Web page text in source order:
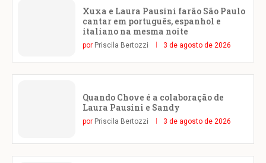
Xuxa e Laura Pausini farão São Paulo
cantar em português, espanhol e
italiano na mesma noite
por Priscila Bertozzi 3 de agosto de 2026
Quando Chove é a colaboração de
Laura Pausini e Sandy
por Priscila Bertozzi 3 de agosto de 2026